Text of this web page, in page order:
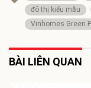
đô thị kiểu mẫu
Vinhomes Green
BÀI LIÊN QUAN